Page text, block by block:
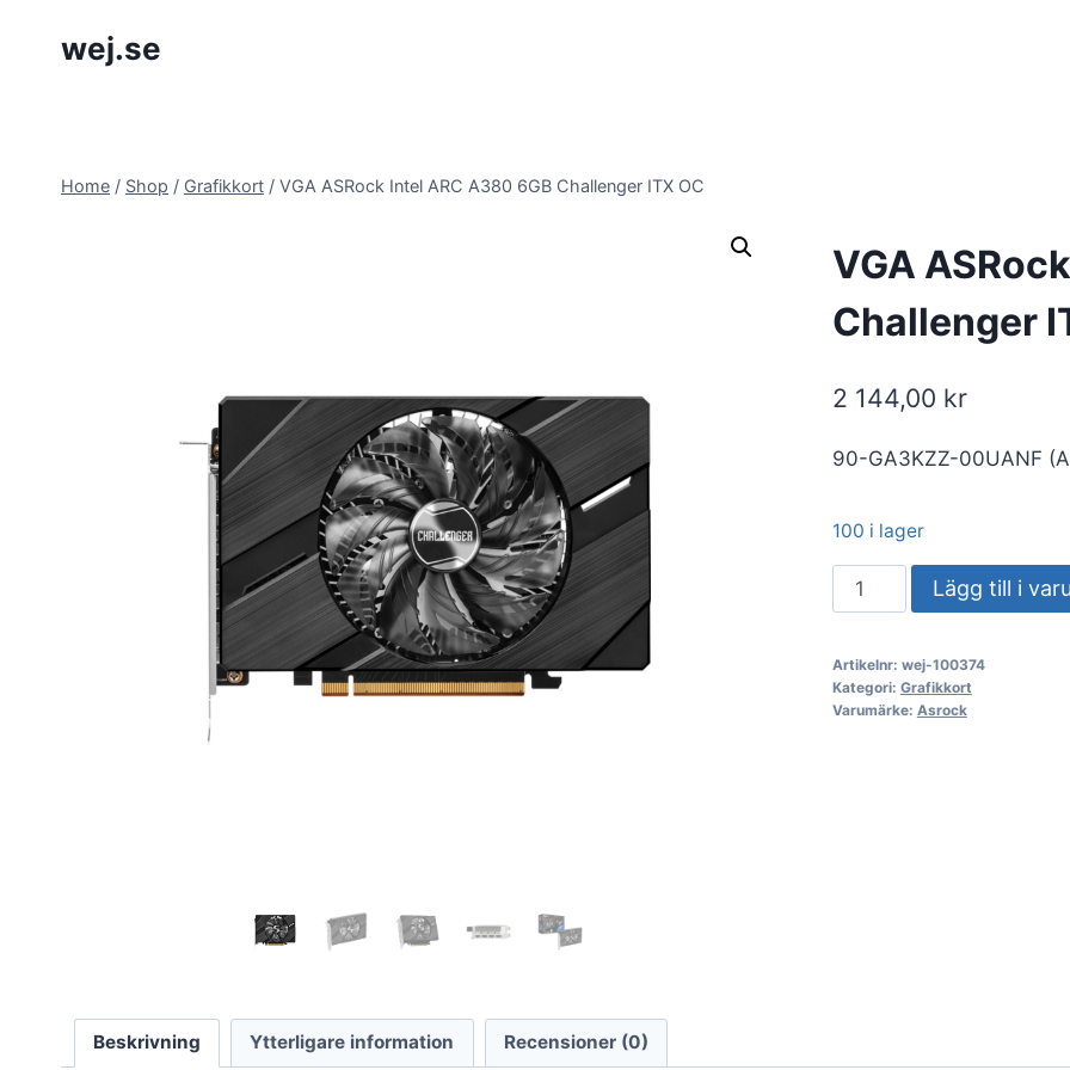
wej.se
Home / Shop / Grafikkort / VGA ASRock Intel ARC A380 6GB Challenger ITX OC
VGA
Challenger
2 144,00 kr
90-GA3KZZ-00UANF
100 i lager
VGA
ASRock
ARC
A380
Lägg till i
Artikelnr: wej-100374
Kategori: Grafikkort
Varumärke: Asrock
Beskrivning Ytterligare information Recensioner (0)